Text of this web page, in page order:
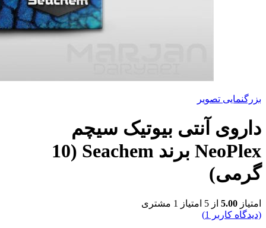
بزرگنمایی تصویر
داروی آنتی بیوتیک سیچم
NeoPlex برند Seachem (10
گرمی)
امتیاز 5.00 از 5 امتیاز 1 مشتری
(دیدگاه کاربر
1
)